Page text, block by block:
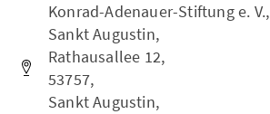
Konrad-Adenauer-Stiftung e. V.,
Sankt Augustin,
Rathausallee 12,
53757,
Sankt Augustin,